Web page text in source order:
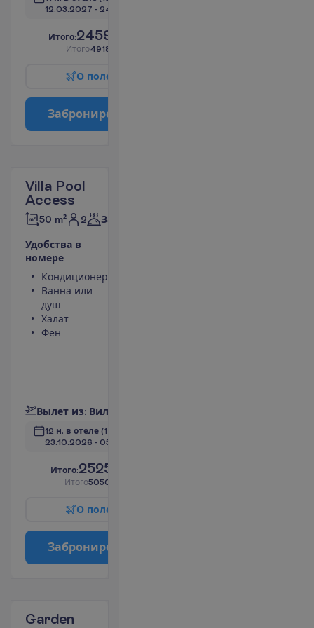
12.03.2027 - 24.03.2027
Итого:2459.00
Итого4918.00
О поле
Заброниро
Villa Pool
Access
50 m² 2 Завтраки
Удобства в
номере
Кондиционер
Ванна или
душ
Халат
Фен
Вылет из: Вил
12 н. в отеле (14 н. всего)
23.10.2026 - 05.11.2026
Итого:2525.00
Итого5050.00
О поле
Заброниро
Garden